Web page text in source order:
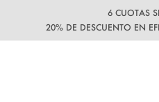
6 CUOTAS
20% DE DESCUENTO EN